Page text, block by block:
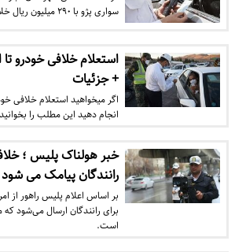
سواری پژو با ۲۹۰ میلیون ریال خلافی خبرداد.
استعلام خلافی خودرو
+ جزئیات
اگر میخواهید استعلام خلافی
انجام دهید این مطلب را
خبر هولناک پلیس ؛
رانندگان پیامک می شود
بر اساس اعلام پلیس راهور از
برای رانندگان ارسال می‌شود که
است.